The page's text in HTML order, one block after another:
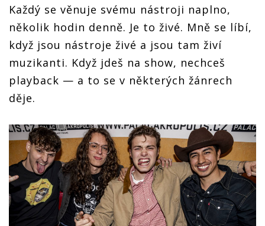
Každý se věnuje svému nástroji naplno,
několik hodin denně. Je to živé. Mně se líbí,
když jsou nástroje živé a jsou tam živí
muzikanti. Když jdeš na show, nechceš
playback — a to se v některých žánrech
děje.